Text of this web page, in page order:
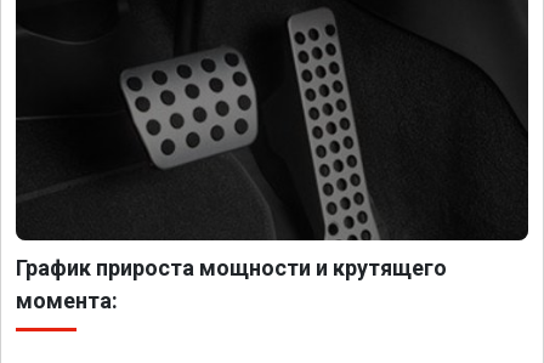
График прироста мощности и крутящего
момента: